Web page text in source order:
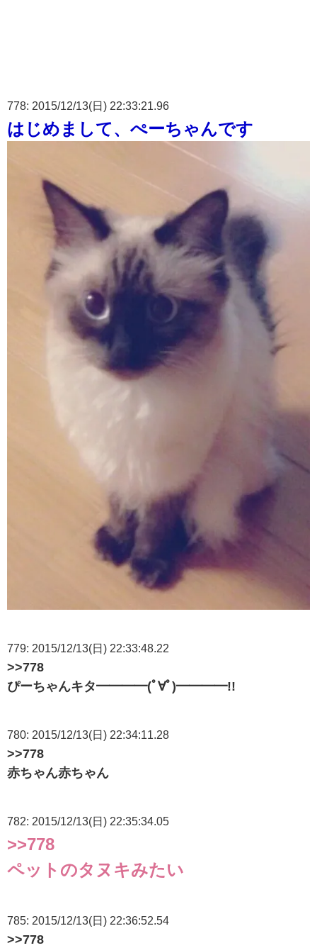
778: 2015/12/13(日) 22:33:21.96
はじめまして、ぺーちゃんです
779: 2015/12/13(日) 22:33:48.22
>>778
ぴーちゃんキタ━━━━(ﾟ∀ﾟ)━━━━!!
780: 2015/12/13(日) 22:34:11.28
>>778
赤ちゃん赤ちゃん
782: 2015/12/13(日) 22:35:34.05
>>778
ペットのタヌキみたい
785: 2015/12/13(日) 22:36:52.54
>>778